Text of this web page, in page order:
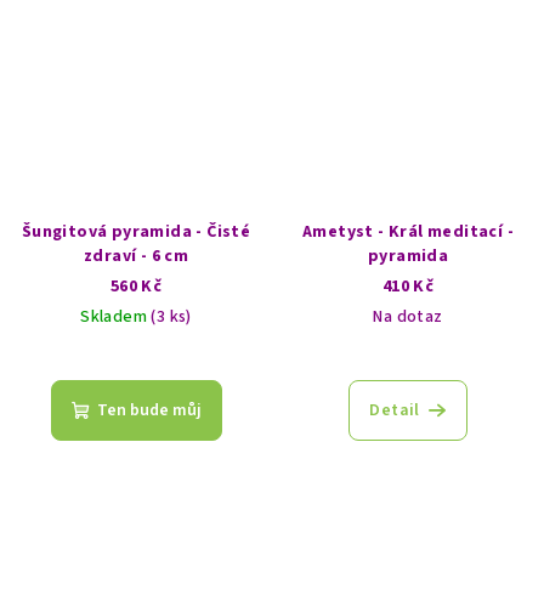
Šungitová pyramida - Čisté
zdraví - 6 cm
560 Kč
Skladem(3 ks)
Ten bude můj
Ametyst - Král meditací -
pyramida
410 Kč
Na dotaz
hodnocení
produktu
Detail